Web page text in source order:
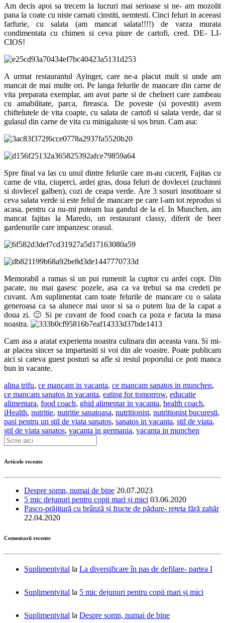
Am decis apoi sa trecem la lucruri mai serioase si ne- am mozolit
pana la coate cu niste carnati cinstiti, nemtesti. Cinci feluri in aceeasi
farfurie, cu salata (am mancat salata!!!!) de varza murata
condimentata cu chimen si ceva piure de cartofi, cred. DE- LI-
CIOS!
A urmat restaurantul Ayinger, care ne-a placut mult si unde am
mancat de mai multe ori. Pe langa felurile de mancare din carne de
vita preparata exemplar, am avut parte si de chelneri care zambeau
cu amabilitate, parca, fireasca. De poveste (si povestit) avem
chiftelutele de vita coapte, cu salata de cartofi si salata verde, dar si
gulasul din carne de vita cu minigaluste si sos brun. Cam asa:
Spre final va las cu unul dintre felurile care m-au cucerit, Fajitas cu
carne de vita, ciuperci, ardei gras, doua feluri de dovlecei (zuchinni
si dovlecel galben), cozi de ceapa verde. Are 3 sosuri insotitoare si
ceva salata verde si este felul de mancare pe care l-am tot reprodus si
acasa, pentru ca nu-mi puteam lua gandul de la el. In Munchen, am
mancat fajitas la Maredo, un restaurant classy, diferit de beer
gardenurile care impanzesc orasul.
Memorabil a ramas si un pui rumenit la cuptor cu ardei copt. Din
pacate, nu mai gasesc pozele, asa ca va trebui sa ma credeti pe
cuvant. Am suplimentat cam toate felurile de mancare cu o salata
generoasa ca sa alunece mai usor si sa o putem lua de la capat a
doua zi. 🙂 Si pe cuvant de food coach ca poza e facuta la masa
noastra.
Cam asa a aratat experienta noastra culinara din aceasta vara. Si mi-
ar placea sincer sa impartasiti si voi din ale voastre. Poate publicam
aici si cateva guest posturi sa afle si restul poporului ce poti manca
bun in vacante.
alina trifu, ce mancam in vacanta, ce mancam sanatos in munchen,
ce mancam sanatos in vacanta, eating for tomorrow, educatie
alimentara, food coach, ghid alimentar in vacanta, health coach,
iHealth, nutritie, nutritie sanatoasa, nutritionist, nutritionist bucuresti,
pasi pentru un stil de viata sanatos, sanatos in vacanta, stil de viata,
stil de viata sanatos, vacanta in germania, vacanta in munchen
Articole recente
Despre somn, numai de bine 20.07.2023
5 mic dejunuri pentru copii mari și mici 03.06.2020
Pasco-prăjitură cu brânză și fructe de pădure- rețeta fără zahăr
22.04.2020
Comentarii recente
Suplimentvital la La diversificare în pas de defilare- partea I
Suplimentvital la 5 mic dejunuri pentru copii mari și mici
Suplimentvital la Despre somn, numai de bine